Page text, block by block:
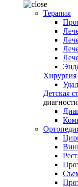
Терапия
Хирургия
Детская